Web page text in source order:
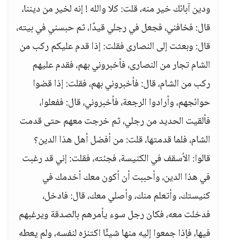
ودين آبائك خير منه، قلت: كلا والله ! إنه لخير من ديننا،
قال: فخافني، فجعل في رجلي قيدًا، ثم حبسني في بيته،
قال: وبعثت إلى النصارى فقلت: إذا قدم عليكم ركب من
الشام تجار من النصارى، فأخبروني بهم، فقدم عليهم
ركب من الشام، قال: فأخبروني بهم، فقلت: إذا قضوا
حوائجهم، وأرادوا الرجعة، فأخبروني، قال: ففعلوا،
فألقيت الحديد من رجلي، ثم خرجت معهم حتى قدمت
الشام، فلما قدمتها، قلت: من أفضل أهل هذا الدين؟
قالوا: الأسقف في الكنيسة، فجئته، فقلت: إني قد رغبت
في هذا الدين، وأحببت أن أكون معك أخدمك في
كنيستك، وأتعلم منك، وأصلي معك، قال: فادخل،
فدخلت معه، فكان رجل سوء يأمرهم بالصدقة ويرغبهم
فيها، فإذا جمعوا إليه منها شيئًا اكتنزه لنفسه، ولم يعطه